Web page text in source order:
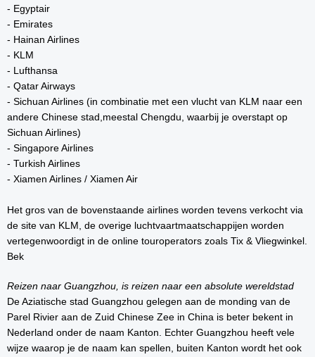
- Egyptair
- Emirates
- Hainan Airlines
- KLM
- Lufthansa
- Qatar Airways
- Sichuan Airlines (in combinatie met een vlucht van KLM naar een
andere Chinese stad,meestal Chengdu, waarbij je overstapt op
Sichuan Airlines)
- Singapore Airlines
- Turkish Airlines
- Xiamen Airlines / Xiamen Air
Het gros van de bovenstaande airlines worden tevens verkocht via
de site van KLM, de overige luchtvaartmaatschappijen worden
vertegenwoordigt in de online touroperators zoals Tix & Vliegwinkel.
Bek
Reizen naar Guangzhou, is reizen naar een absolute wereldstad
De Aziatische stad Guangzhou gelegen aan de monding van de
Parel Rivier aan de Zuid Chinese Zee in China is beter bekent in
Nederland onder de naam Kanton. Echter Guangzhou heeft vele
wijze waarop je de naam kan spellen, buiten Kanton wordt het ook